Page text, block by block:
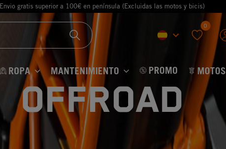
Envio gratis superior a 100€ en península (Excluidas las motos y bicis)
keyboard_arrow_down
0
ROPA MANTENIMIENTO PROMO MOTOS
OFFROAD